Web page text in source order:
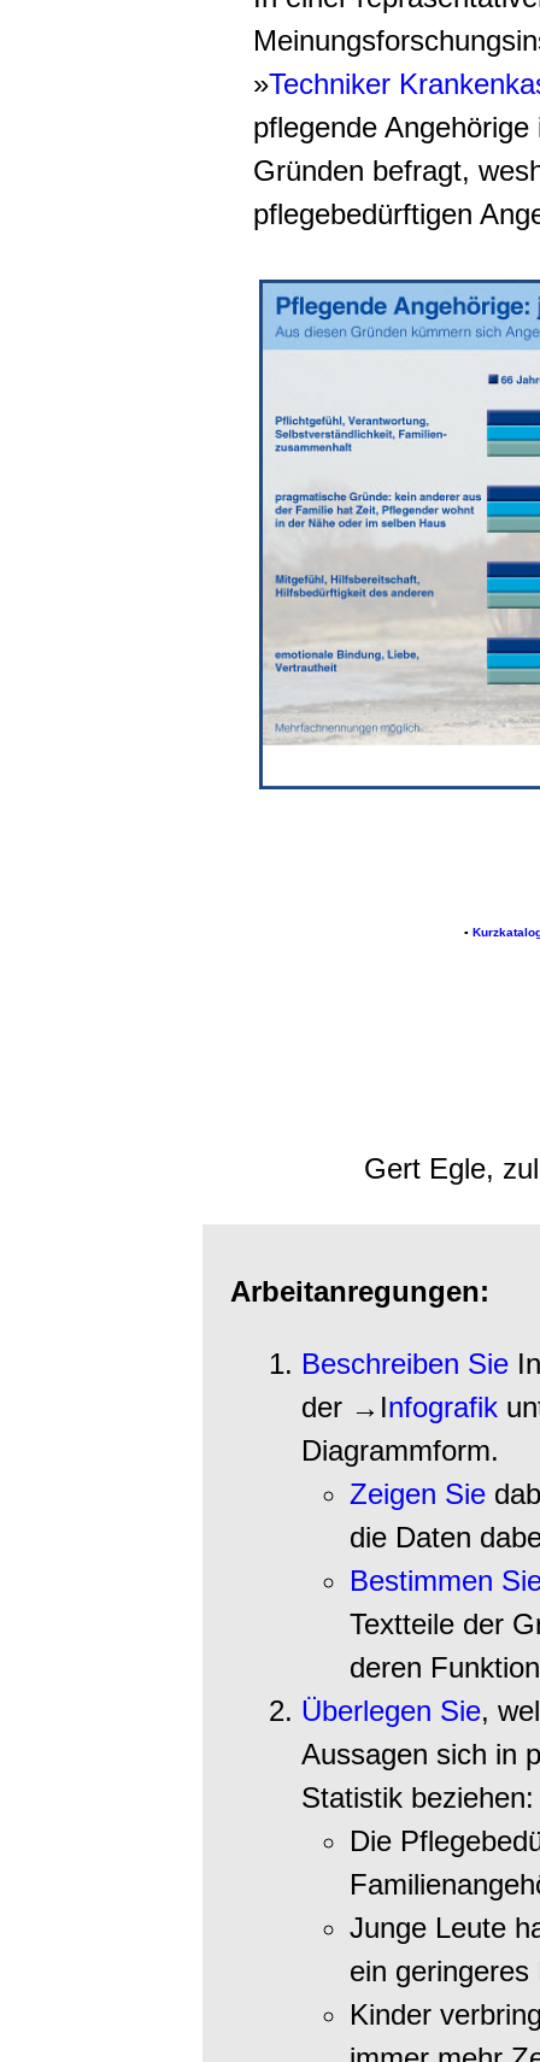
»Techniker
pflegende
Gründen befragt,
pflegebedürftigen
▪
Gert Egle,
Arbeitanregungen:
Beschreiben Sie
der →Infografik
Diagrammform.
Zeigen Sie
die Daten
Bestimmen
Textteile der
deren
Überlegen Sie,
Aussagen sich in
Statistik beziehen:
Die
Junge Leute
ein
Kinder